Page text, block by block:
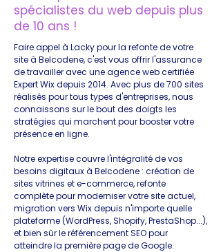
spécialistes du web depuis plus
de 10 ans !
Faire appel à Lacky pour la refonte de votre
site à Belcodene, c'est vous offrir l'assurance
de travailler avec une agence web certifiée
Expert Wix depuis 2014. Avec plus de 700 sites
réalisés pour tous types d'entreprises, nous
connaissons sur le bout des doigts les
stratégies qui marchent pour booster votre
présence en ligne.
Notre expertise couvre l'intégralité de vos
besoins digitaux à Belcodene : création de
sites vitrines et e-commerce, refonte
complète pour moderniser votre site actuel,
migration vers Wix depuis n'importe quelle
plateforme (WordPress, Shopify, PrestaShop...),
et bien sûr le référencement SEO pour
atteindre la première page de Google.